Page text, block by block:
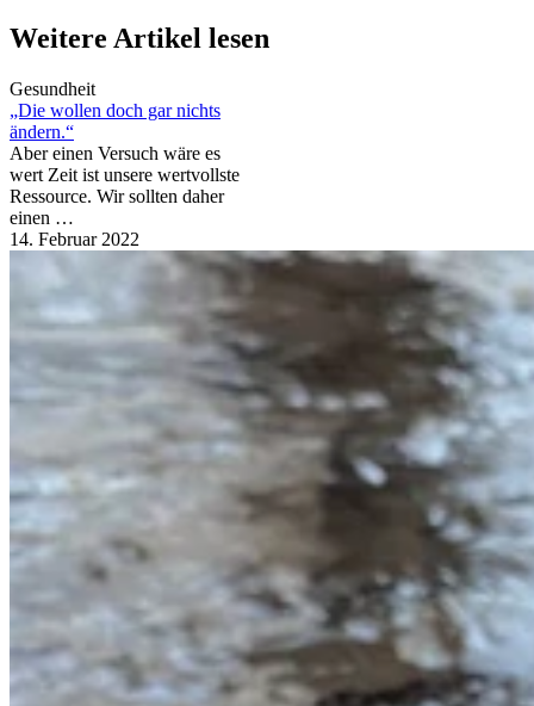
Weitere Artikel lesen
Gesundheit
„Die wollen doch gar nichts
ändern.“
Aber einen Versuch wäre es
wert Zeit ist unsere wertvollste
Ressource. Wir sollten daher
einen …
14. Februar 2022